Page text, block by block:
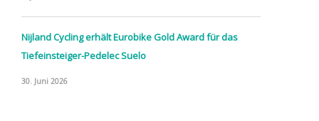
Nijland Cycling erhält Eurobike Gold Award für das
Tiefeinsteiger-Pedelec Suelo
30. Juni 2026